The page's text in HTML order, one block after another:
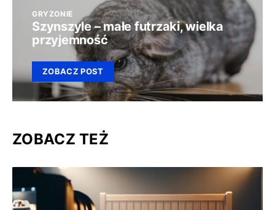
GRYZONIE
Szynszyle – małe futrzaki, wielka
przyjemność
ZOBACZ POST
ZOBACZ TEŻ